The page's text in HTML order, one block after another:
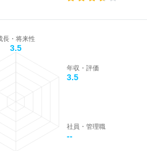
長・将来性
3.5
年収・評価
3.5
社員・管理職
--